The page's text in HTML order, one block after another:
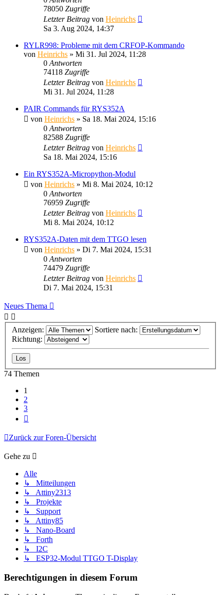
78050 Zugriffe
Letzter Beitrag von Heinrichs
Sa 3. Aug 2024, 14:37
RYLR998: Probleme mit dem CRFOP-Kommando
von Heinrichs » Mi 31. Jul 2024, 11:28
0 Antworten
74118 Zugriffe
Letzter Beitrag von Heinrichs
Mi 31. Jul 2024, 11:28
PAIR Commands für RYS352A
von Heinrichs » Sa 18. Mai 2024, 15:16
0 Antworten
82588 Zugriffe
Letzter Beitrag von Heinrichs
Sa 18. Mai 2024, 15:16
Ein RYS352A-Micropython-Modul
von Heinrichs » Mi 8. Mai 2024, 10:12
0 Antworten
76959 Zugriffe
Letzter Beitrag von Heinrichs
Mi 8. Mai 2024, 10:12
RYS352A-Daten mit dem TTGO lesen
von Heinrichs » Di 7. Mai 2024, 15:31
0 Antworten
74479 Zugriffe
Letzter Beitrag von Heinrichs
Di 7. Mai 2024, 15:31
Neues Thema
Anzeigen:
Sortiere nach:
Richtung:
74 Themen
1
2
3
Zurück zur Foren-Übersicht
Gehe zu
Alle
↳ Mitteilungen
↳ Attiny2313
↳ Projekte
↳ Support
↳ Attiny85
↳ Nano-Board
↳ Forth
↳ I2C
↳ ESP32-Modul TTGO T-Display
Berechtigungen in diesem Forum